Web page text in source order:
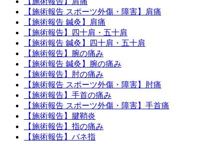
【施術報告 スポーツ外傷・障害】肩痛
【施術報告 鍼灸】肩痛
【施術報告】四十肩・五十肩
【施術報告 鍼灸】四十肩・五十肩
【施術報告】腕の痛み
【施術報告 鍼灸】腕の痛み
【施術報告】肘の痛み
【施術報告 スポーツ外傷・障害】肘痛
【施術報告】手首の痛み
【施術報告 スポーツ外傷・障害】手首痛
【施術報告】腱鞘炎
【施術報告】指の痛み
【施術報告】バネ指